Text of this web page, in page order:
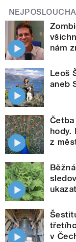
nám
Leoš
aneb
hody.
z
v